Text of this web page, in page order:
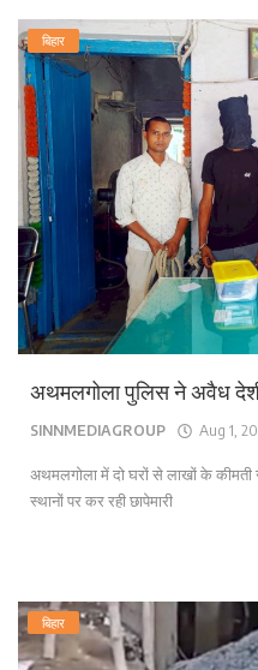
बिहार
अथमलगोला पुलिस ने अवैध
SINNMEDIAGROUP Aug 1,
अथमलगोला में दो घरों से लाखों के कीमती
स्थानों पर कर रही छापेमारी
बिहार